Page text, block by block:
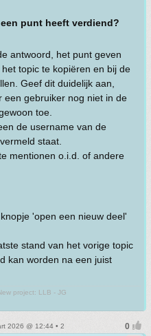
punt heeft verdiend?
antwoord, het punt geven
topic te kopiëren en bij de
Geef dit duidelijk aan,
een gebruiker nog niet in de
toe.
de username van de
staat.
mentionen o.i.d. of andere
'open een nieuw deel'
stand van het vorige topic
kan worden na een juist
project: LLB - JG
2026 @ 12:44 • 2